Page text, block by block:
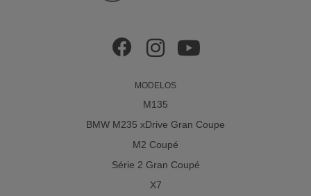
MODELOS
M135
BMW M235 xDrive Gran Coupe
M2 Coupé
Série 2 Gran Coupé
X7